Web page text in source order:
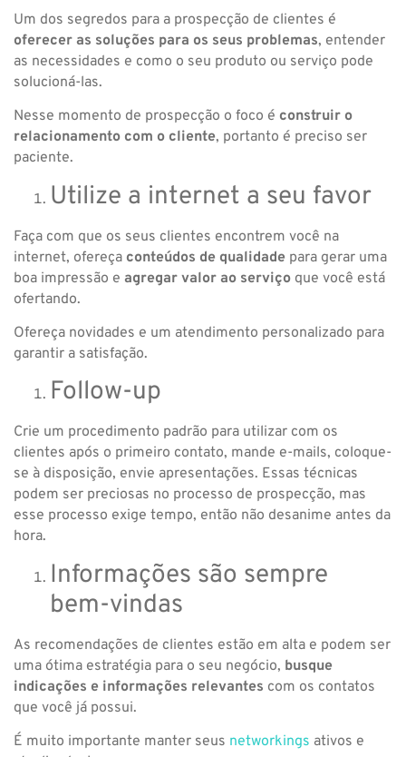
Um dos segredos para a prospecção de clientes é
oferecer as soluções para os seus problemas, entender
as necessidades e como o seu produto ou serviço pode
solucioná-las.
Nesse momento de prospecção o foco é construir o
relacionamento com o cliente, portanto é preciso ser
paciente.
Utilize a internet a seu favor
Faça com que os seus clientes encontrem você na
internet, ofereça conteúdos de qualidade para gerar uma
boa impressão e agregar valor ao serviço que você está
ofertando.
Ofereça novidades e um atendimento personalizado para
garantir a satisfação.
Follow-up
Crie um procedimento padrão para utilizar com os
clientes após o primeiro contato, mande e-mails, coloque-
se à disposição, envie apresentações. Essas técnicas
podem ser preciosas no processo de prospecção, mas
esse processo exige tempo, então não desanime antes da
hora.
Informações são sempre
bem-vindas
As recomendações de clientes estão em alta e podem ser
uma ótima estratégia para o seu negócio, busque
indicações e informações relevantes com os contatos
que você já possui.
É muito importante manter seus networkings ativos e